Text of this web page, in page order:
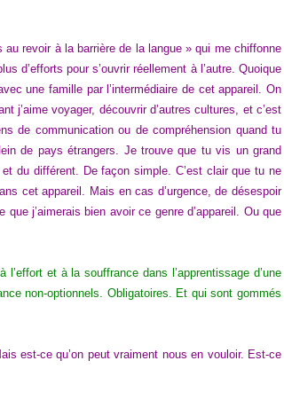
revoir à la barrière de la langue » qui me chiffonne
d’efforts pour s’ouvrir réellement à l’autre. Quoique
une famille par l’intermédiaire de cet appareil. On
j’aime voyager, découvrir d’autres cultures, et c’est
de communication ou de compréhension quand tu
de pays étrangers. Je trouve que tu vis un grand
du différent. De façon simple. C’est clair que tu ne
cet appareil. Mais en cas d’urgence, de désespoir
j’aimerais bien avoir ce genre d’appareil. Ou que
et à la souffrance dans l’apprentissage d’une
non-optionnels. Obligatoires. Et qui sont gommés
est-ce qu’on peut vraiment nous en vouloir. Est-ce